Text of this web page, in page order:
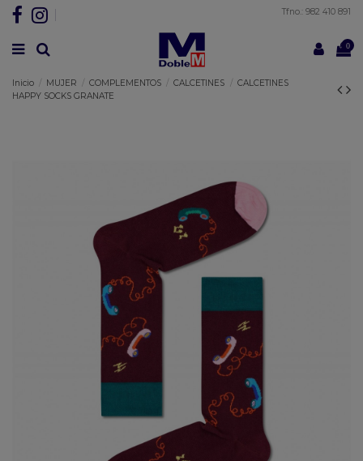
Tfno.: 982 410 891
0
Inicio MUJER COMPLEMENTOS CALCETINES
CALCETINES
HAPPY SOCKS GRANATE